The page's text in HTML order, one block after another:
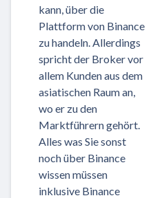
kann, über die
Plattform von Binance
zu handeln. Allerdings
spricht der Broker vor
allem Kunden aus dem
asiatischen Raum an,
wo er zu den
Marktführern gehört.
Alles was Sie sonst
noch über Binance
wissen müssen
inklusive Binance